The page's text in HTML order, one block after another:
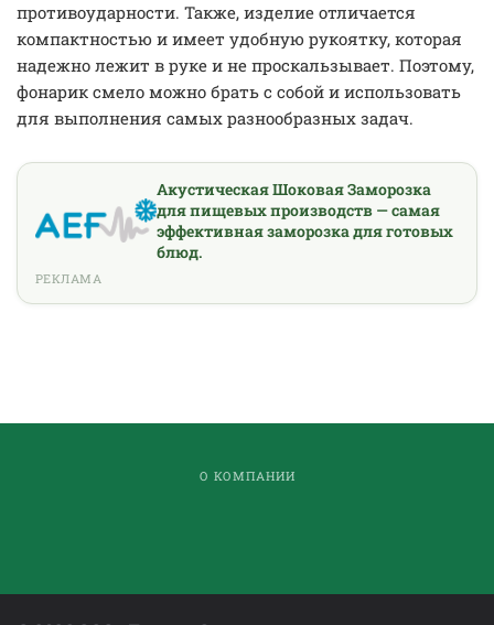
противоударности. Также, изделие отличается
компактностью и имеет удобную рукоятку, которая
надежно лежит в руке и не проскальзывает. Поэтому,
фонарик смело можно брать с собой и использовать
для выполнения самых разнообразных задач.
Акустическая Шоковая Заморозка
для пищевых производств — самая
эффективная заморозка для готовых
блюд.
РЕКЛАМА
О КОМПАНИИ